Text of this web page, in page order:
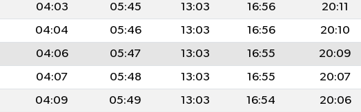
04:03 05:45 13:03 16:56 20:11
04:04 05:46 13:03 16:56 20:10
04:06 05:47 13:03 16:55 20:09
04:07 05:48 13:03 16:55 20:07
04:09 05:49 13:03 16:54 20:06